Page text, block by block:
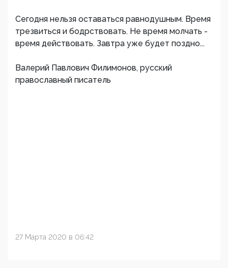
Сегодня нельзя оставаться равнодушным. Время
трезвиться и бодрствовать. Не время молчать -
время действовать. Завтра уже будет поздно...
Валерий Павлович Филимонов, русский
православный писатель
27 Марта 2020 в 06:42